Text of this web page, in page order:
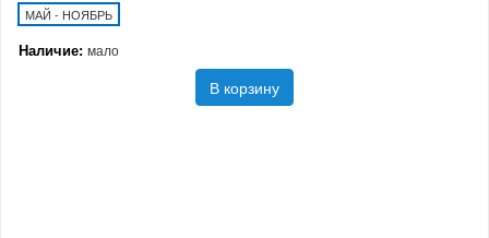
МАЙ - НОЯБРЬ
Наличие: мало
В корзину